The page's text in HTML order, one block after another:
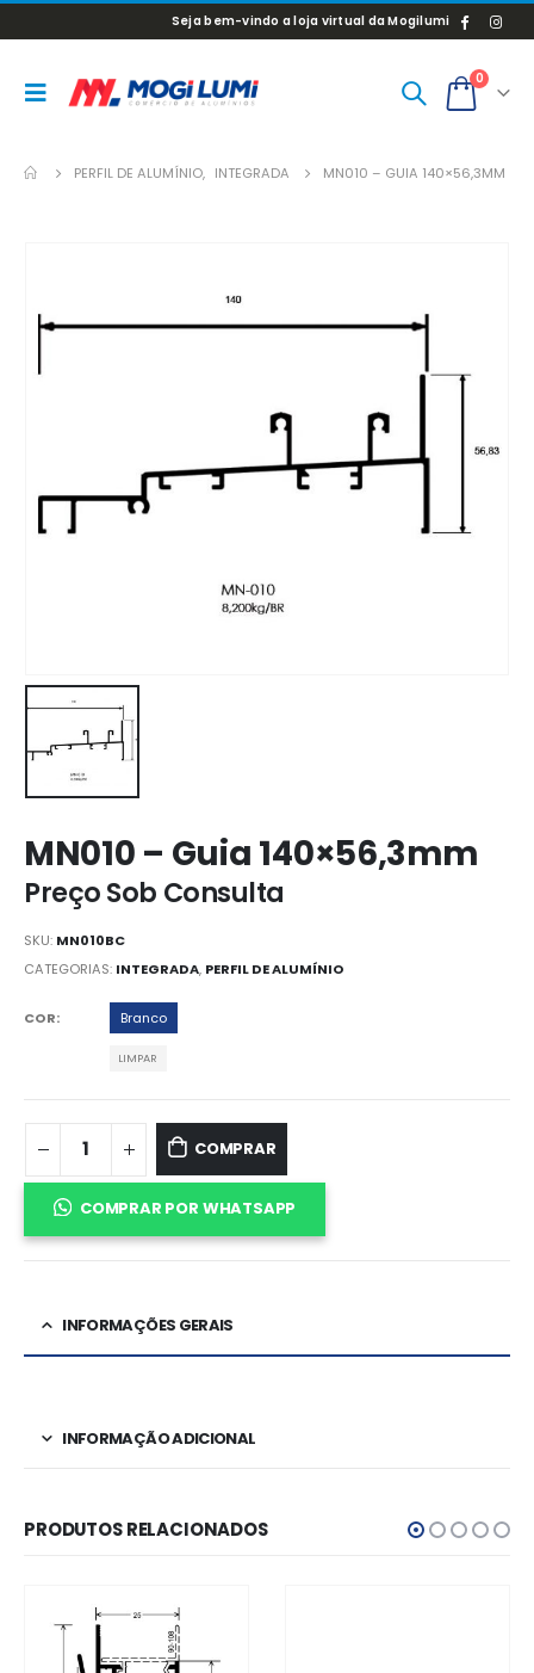
Seja bem-vindo a loja virtual da Mogilumi
0
PERFIL DE ALUMÍNIO, INTEGRADA MN010 – GUIA 140×56,3MM
MN010 – Guia 140×56,3mm
Preço Sob Consulta
SKU: MN010BC
CATEGORIAS: INTEGRADA, PERFIL DE ALUMÍNIO
COR Branco
LIMPAR
COMPRAR
COMPRAR POR WHATSAPP
INFORMAÇÕES GERAIS
INFORMAÇÃO ADICIONAL
PRODUTOS RELACIONADOS